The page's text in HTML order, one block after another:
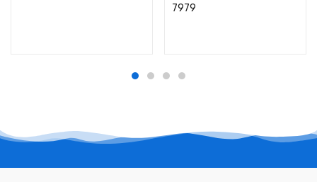
7979